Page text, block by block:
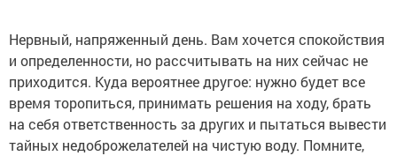
Нервный, напряженный день. Вам хочется спокойствия
и определенности, но рассчитывать на них сейчас не
приходится. Куда вероятнее другое: нужно будет все
время торопиться, принимать решения на ходу, брать
на себя ответственность за других и пытаться вывести
тайных недоброжелателей на чистую воду. Помните,